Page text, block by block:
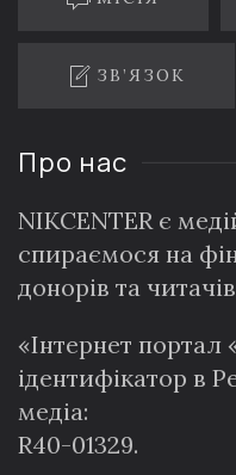
ЗВ’ЯЗОК
Про нас
NIKCENTER є
спираємося на
донорів та
«Інтернет портал
ідентифікатор в
медіа:
R40-01329.